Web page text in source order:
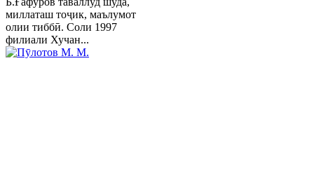
миллаташ тоҷик, маълумот
олии тиббӣ. Соли 1997
филиали Хучан...